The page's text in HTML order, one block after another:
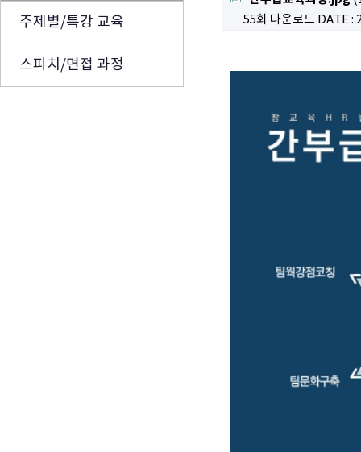
주제별/특강 교육
스피치/면접 과정
55회 다운로드 DATE :